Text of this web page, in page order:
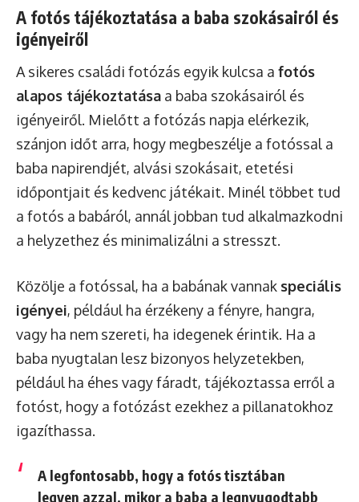
A fotós tájékoztatása a baba szokásairól és
igényeiről
A sikeres családi fotózás egyik kulcsa a fotós
alapos tájékoztatása a baba szokásairól és
igényeiről. Mielőtt a fotózás napja elérkezik,
szánjon időt arra, hogy megbeszélje a fotóssal a
baba napirendjét, alvási szokásait, etetési
időpontjait és kedvenc játékait. Minél többet tud
a fotós a babáról, annál jobban tud alkalmazkodni
a helyzethez és minimalizálni a stresszt.
Közölje a fotóssal, ha a babának vannak speciális
igényei, például ha érzékeny a fényre, hangra,
vagy ha nem szereti, ha idegenek érintik. Ha a
baba nyugtalan lesz bizonyos helyzetekben,
például ha éhes vagy fáradt, tájékoztassa erről a
fotóst, hogy a fotózást ezekhez a pillanatokhoz
igazíthassa.
A legfontosabb, hogy a fotós tisztában
legyen azzal, mikor a baba a legnyugodtabb